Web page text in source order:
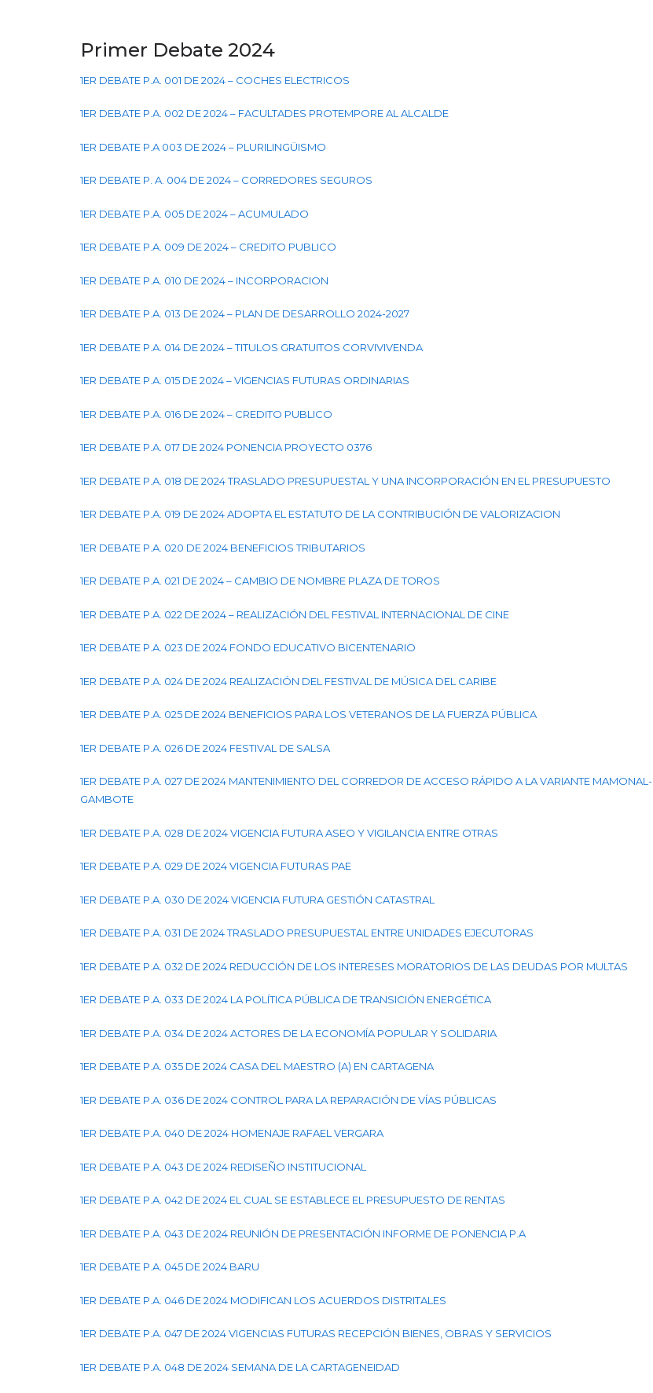
Primer Debate 2024
1ER DEBATE P.A. 001 DE 2024 – COCHES ELECTRICOS
1ER DEBATE P.A. 002 DE 2024 – FACULTADES PROTEMPORE AL ALCALDE
1ER DEBATE P.A 003 DE 2024 – PLURILINGÜISMO
1ER DEBATE P. A. 004 DE 2024 – CORREDORES SEGUROS
1ER DEBATE P.A. 005 DE 2024 – ACUMULADO
1ER DEBATE P.A. 009 DE 2024 – CREDITO PUBLICO
1ER DEBATE P.A. 010 DE 2024 – INCORPORACION
1ER DEBATE P.A. 013 DE 2024 – PLAN DE DESARROLLO 2024-2027
1ER DEBATE P.A. 014 DE 2024 – TITULOS GRATUITOS CORVIVIVENDA
1ER DEBATE P.A. 015 DE 2024 – VIGENCIAS FUTURAS ORDINARIAS
1ER DEBATE P.A. 016 DE 2024 – CREDITO PUBLICO
1ER DEBATE P.A. 017 DE 2024 PONENCIA PROYECTO 0376
1ER DEBATE P.A. 018 DE 2024 TRASLADO PRESUPUESTAL Y UNA INCORPORACIÓN EN EL PRESUPUESTO
1ER DEBATE P.A. 019 DE 2024 ADOPTA EL ESTATUTO DE LA CONTRIBUCIÓN DE VALORIZACION
1ER DEBATE P.A. 020 DE 2024 BENEFICIOS TRIBUTARIOS
1ER DEBATE P.A. 021 DE 2024 – CAMBIO DE NOMBRE PLAZA DE TOROS
1ER DEBATE P.A. 022 DE 2024 – REALIZACIÓN DEL FESTIVAL INTERNACIONAL DE CINE
1ER DEBATE P.A. 023 DE 2024 FONDO EDUCATIVO BICENTENARIO
1ER DEBATE P.A. 024 DE 2024 REALIZACIÓN DEL FESTIVAL DE MÚSICA DEL CARIBE
1ER DEBATE P.A. 025 DE 2024 BENEFICIOS PARA LOS VETERANOS DE LA FUERZA PÚBLICA
1ER DEBATE P.A. 026 DE 2024 FESTIVAL DE SALSA
1ER DEBATE P.A. 027 DE 2024 MANTENIMIENTO DEL CORREDOR DE ACCESO RÁPIDO A LA VARIANTE MAMONAL-
GAMBOTE
1ER DEBATE P.A. 028 DE 2024 VIGENCIA FUTURA ASEO Y VIGILANCIA ENTRE OTRAS
1ER DEBATE P.A. 029 DE 2024 VIGENCIA FUTURAS PAE
1ER DEBATE P.A. 030 DE 2024 VIGENCIA FUTURA GESTIÓN CATASTRAL
1ER DEBATE P.A. 031 DE 2024 TRASLADO PRESUPUESTAL ENTRE UNIDADES EJECUTORAS
1ER DEBATE P.A. 032 DE 2024 REDUCCIÓN DE LOS INTERESES MORATORIOS DE LAS DEUDAS POR MULTAS
1ER DEBATE P.A. 033 DE 2024 LA POLÍTICA PÚBLICA DE TRANSICIÓN ENERGÉTICA
1ER DEBATE P.A. 034 DE 2024 ACTORES DE LA ECONOMÍA POPULAR Y SOLIDARIA
1ER DEBATE P.A. 035 DE 2024 CASA DEL MAESTRO (A) EN CARTAGENA
1ER DEBATE P.A. 036 DE 2024 CONTROL PARA LA REPARACIÓN DE VÍAS PÚBLICAS
1ER DEBATE P.A. 040 DE 2024 HOMENAJE RAFAEL VERGARA
1ER DEBATE P.A. 043 DE 2024 REDISEÑO INSTITUCIONAL
1ER DEBATE P.A. 042 DE 2024 EL CUAL SE ESTABLECE EL PRESUPUESTO DE RENTAS
1ER DEBATE P.A. 043 DE 2024 REUNIÓN DE PRESENTACIÓN INFORME DE PONENCIA P.A
1ER DEBATE P.A. 045 DE 2024 BARU
1ER DEBATE P.A. 046 DE 2024 MODIFICAN LOS ACUERDOS DISTRITALES
1ER DEBATE P.A. 047 DE 2024 VIGENCIAS FUTURAS RECEPCIÓN BIENES, OBRAS Y SERVICIOS
1ER DEBATE P.A. 048 DE 2024 SEMANA DE LA CARTAGENEIDAD